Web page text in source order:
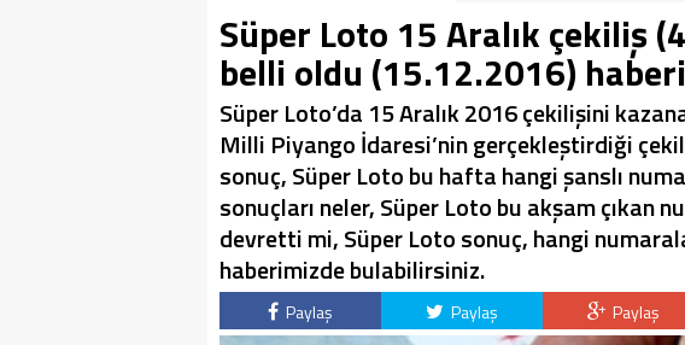
Süper Loto 15 Aralık çekiliş
belli oldu (15.12.2016) haberi
Süper Loto’da 15 Aralık 2016 çekilişini
Milli Piyango İdaresi’nin gerçekleştirdiği
sonuç, Süper Loto bu hafta hangi şanslı
sonuçları neler, Süper Loto bu akşam çıkan
devretti mi, Süper Loto sonuç, hangi
haberimizde bulabilirsiniz.
Paylaş Paylaş Paylaş